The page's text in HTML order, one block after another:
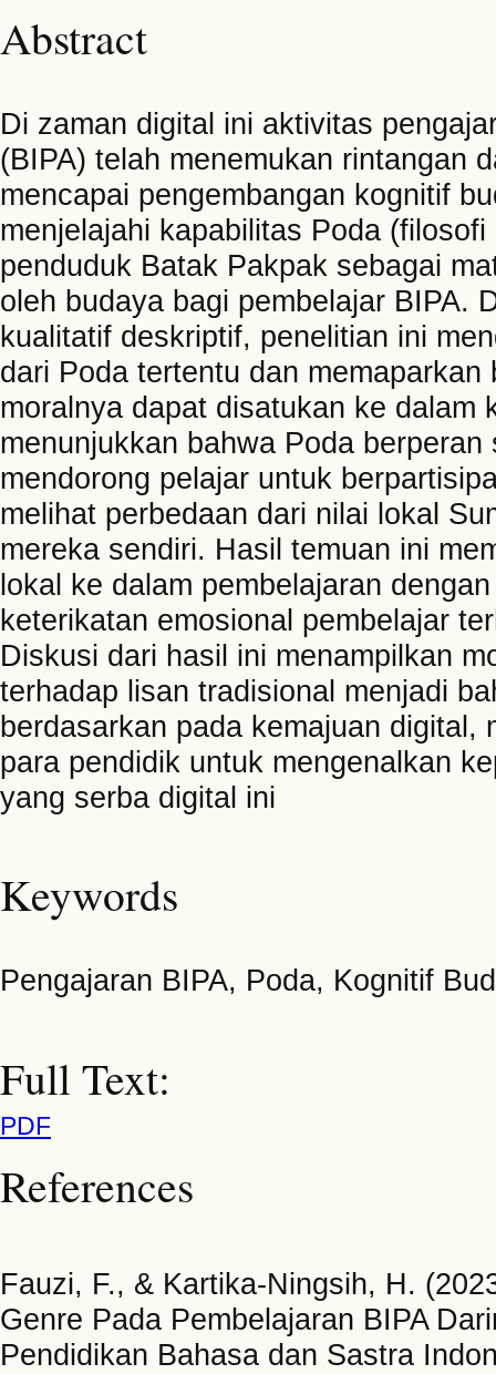
Abstract
Di zaman digital ini aktivitas
(BIPA) telah menemukan rintangan
mencapai pengembangan kognitif
menjelajahi kapabilitas Poda
penduduk Batak Pakpak sebagai
oleh budaya bagi pembelajar BIPA.
kualitatif deskriptif, penelitian ini
dari Poda tertentu dan
moralnya dapat disatukan ke dalam
menunjukkan bahwa Poda
mendorong pelajar untuk
melihat perbedaan dari nilai lokal
mereka sendiri. Hasil temuan ini
lokal ke dalam pembelajaran
keterikatan emosional pembelajar
Diskusi dari hasil ini menampilkan
terhadap lisan tradisional menjadi
berdasarkan pada kemajuan
para pendidik untuk mengenalkan
yang serba digital ini
Keywords
Pengajaran BIPA, Poda, Kognitif
Full Text:
PDF
References
Fauzi, F., & Kartika-Ningsih, H.
Genre Pada Pembelajaran BIPA
Pendidikan Bahasa dan Sastra